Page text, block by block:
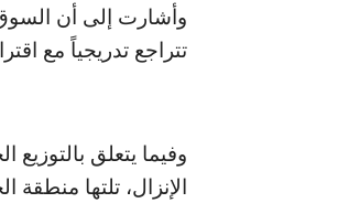
وأشارت إلى أن
تتراجع تدريجياً مع